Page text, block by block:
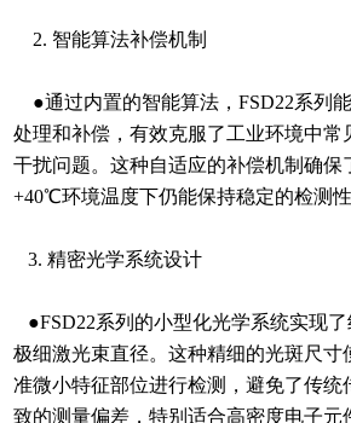
2. 智能算法补偿机制
●通过内置的智能算法，FSD22系列
处理和补偿，有效克服了工业环境中常
干扰问题。这种自适应的补偿机制确
+40℃环境温度下仍能保持稳定的检测性
3. 精密光学系统设计
●FSD22系列的小型化光学系统实现了
极细激光束直径。这种精细的光斑尺寸
准微小特征部位进行检测，避免了传统
致的测量偏差，特别适合高密度电子元